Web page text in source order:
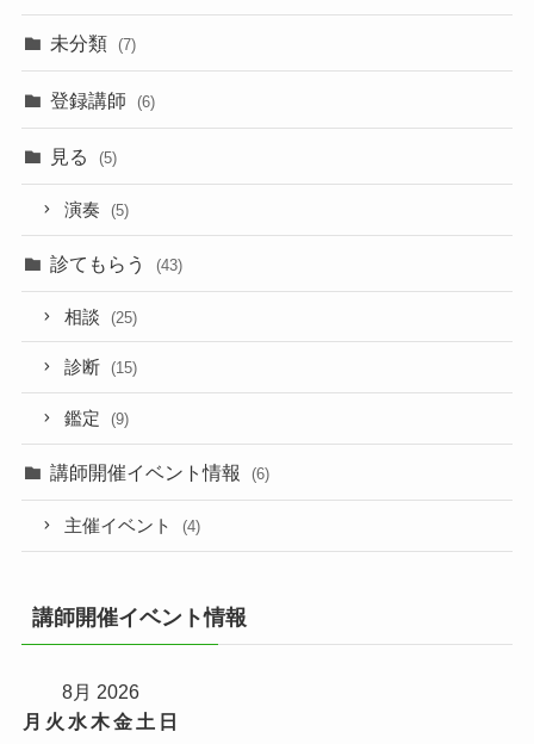
未分類 (7)
登録講師 (6)
見る (5)
演奏 (5)
診てもらう (43)
相談 (25)
診断 (15)
鑑定 (9)
講師開催イベント情報 (6)
主催イベント (4)
講師開催イベント情報
8月 2026
月 火 水木金 土 日